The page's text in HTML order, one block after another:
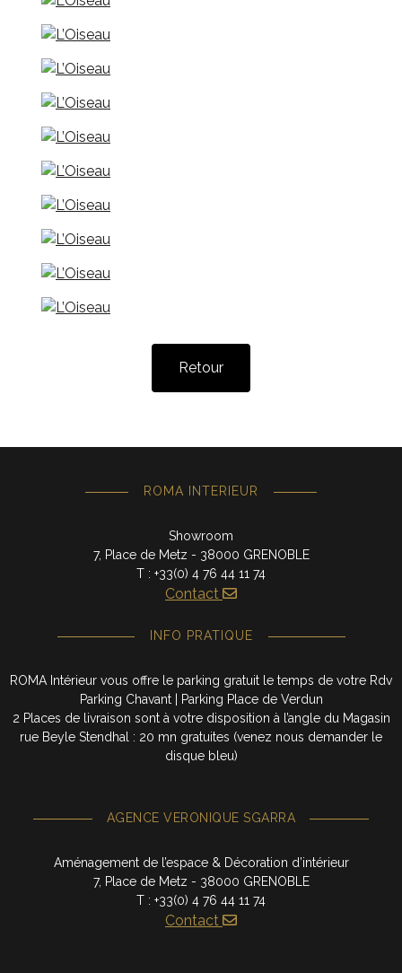
Retour
ROMA INTERIEUR
Showroom
7, Place de Metz - 38000 GRENOBLE
T : +33(0) 4 76 44 11 74
Contact
INFO PRATIQUE
ROMA Intérieur vous offre le parking gratuit le temps de votre Rdv
Parking Chavant | Parking Place de Verdun
2 Places de livraison sont à votre disposition à l’angle du Magasin
rue Beyle Stendhal : 20 mn gratuites (venez nous demander le
disque bleu)
AGENCE VERONIQUE SGARRA
Aménagement de l’espace & Décoration d’intérieur
7, Place de Metz - 38000 GRENOBLE
T : +33(0) 4 76 44 11 74
Contact